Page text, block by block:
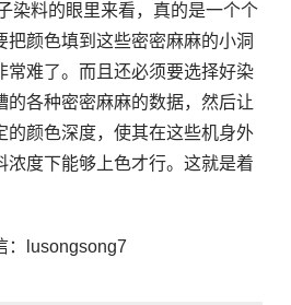
染料的眼里来看，真的是一个个
把颜色填到这些密密麻麻的小洞
常难了。而且还必须要选择好染
的各种密密麻麻的数据，然后让
的颜色深度，使其在这些机身外
浓度下能够上色才行。这就是着
：lusongsong7